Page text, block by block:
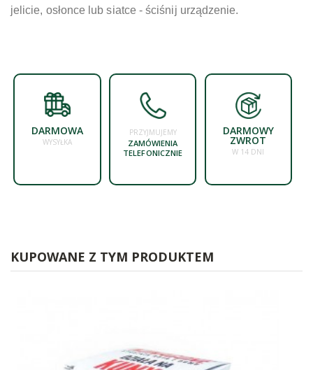
jelicie, osłonce lub siatce - ściśnij urządzenie.
DARMOWA
WYSYŁKA
PRZYJMUJEMY
ZAMÓWIENIA
TELEFONICZNIE
DARMOWY
ZWROT
W 14 DNI
KUPOWANE Z TYM PRODUKTEM